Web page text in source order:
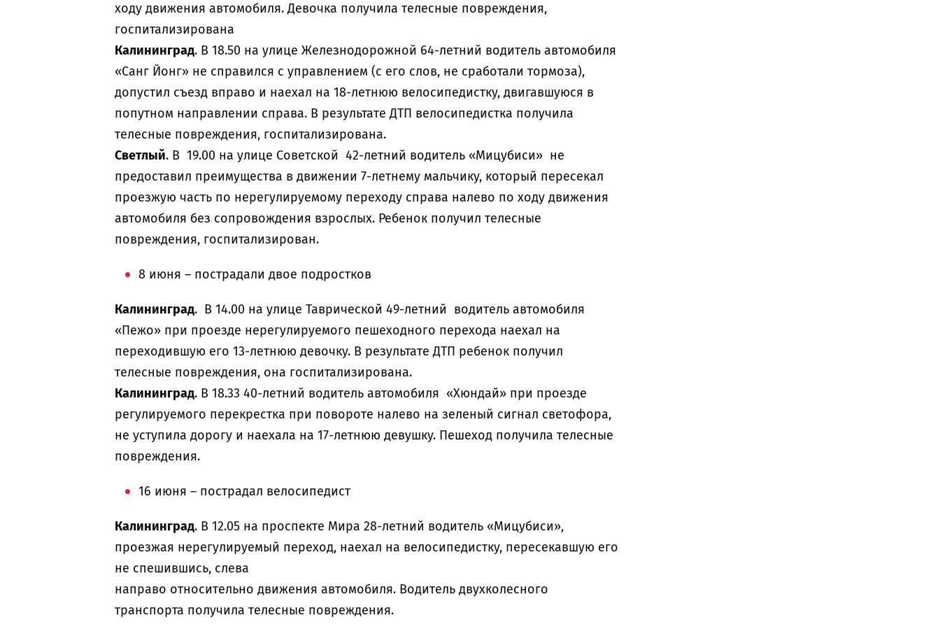
ходу движения автомобиля. Девочка получила телесные повреждения,
госпитализирована
Калининград. В 18.50 на улице Железнодорожной 64-летний водитель автомобиля
«Санг Йонг» не справился с управлением (с его слов, не сработали тормоза),
допустил съезд вправо и наехал на 18-летнюю велосипедистку, двигавшуюся в
попутном направлении справа. В результате ДТП велосипедистка получила
телесные повреждения, госпитализирована.
Светлый. В 19.00 на улице Советской 42-летний водитель «Мицубиси» не
предоставил преимущества в движении 7-летнему мальчику, который пересекал
проезжую часть по нерегулируемому переходу справа налево по ходу движения
автомобиля без сопровождения взрослых. Ребенок получил телесные
повреждения, госпитализирован.
8 июня – пострадали двое подростков
Калининград. В 14.00 на улице Таврической 49-летний водитель автомобиля
«Пежо» при проезде нерегулируемого пешеходного перехода наехал на
переходившую его 13-летнюю девочку. В результате ДТП ребенок получил
телесные повреждения, она госпитализирована.
Калининград. В 18.33 40-летний водитель автомобиля «Хюндай» при проезде
регулируемого перекрестка при повороте налево на зеленый сигнал светофора,
не уступила дорогу и наехала на 17-летнюю девушку. Пешеход получила телесные
повреждения.
16 июня – пострадал велосипедист
Калининград. В 12.05 на проспекте Мира 28-летний водитель «Мицубиси»,
проезжая нерегулируемый переход, наехал на велосипедистку, пересекавшую его
не спешившись, слева
направо относительно движения автомобиля. Водитель двухколесного
транспорта получила телесные повреждения.